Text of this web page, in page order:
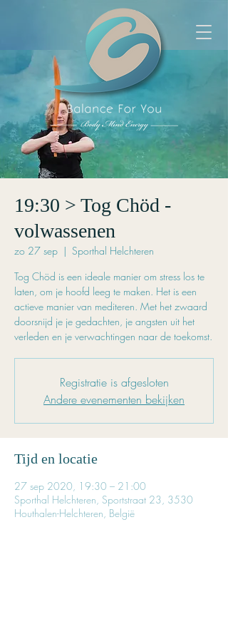
19:30 > Tog Chöd -
volwassenen
zo 27 sep
  |
Sporthal Helchteren
Tog Chöd is een ideale manier om stress los te
laten, om je hoofd leeg te maken. Het is een
actieve manier van mediteren. Met het zwaard
doorsnijd je je gedachten, je angsten uit het
verleden en je verwachtingen naar de toekomst.
Registratie is afgesloten
Andere evenementen bekijken
Tijd en locatie
27 sep 2020, 19:30 – 21:00
Sporthal Helchteren, Sportstraat 23, 3530
Houthalen-Helchteren, België